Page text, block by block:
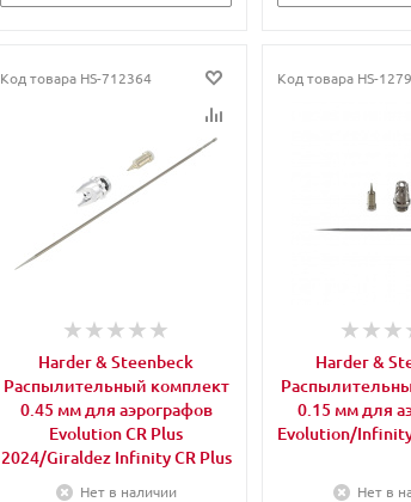
Код товара HS-712364
Harder & Steenbeck
Распылительный комплект
0.45 мм для аэрографов
Evolution CR Plus
2024/Giraldez Infinity CR Plus
Нет в наличии
Код товара HS-
Harder &
0.15 мм для
Evolution/
Нет в